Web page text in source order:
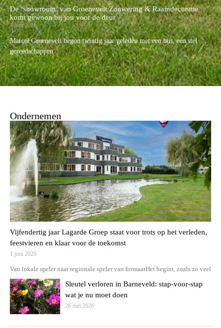
De ‘showroom’ van Groenevelt Zonwering & Raamdecoratie
komt gewoon bij jou voor de deur
4 juni 2026
Marcel Groenevelt begon twintig jaar geleden met een bus, een stel
gereedschappen
Ondernemen
Vijfendertig jaar Lagarde Groep staat voor trots op het verleden,
feestvieren en klaar voor de toekomst
1 juni 2026
Van lokale speler naar regionale speler van formaatHet begint, zoals zo veel
Sleutel verloren in Barneveld: stap-voor-stap
wat je nu moet doen
26 mei 2026